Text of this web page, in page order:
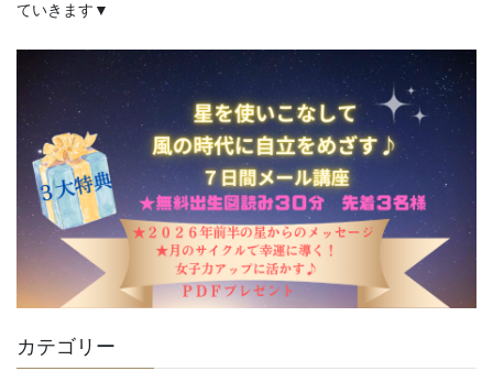
ていきます▼
カテゴリー